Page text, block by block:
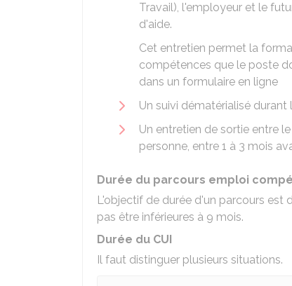
Travail), l'employeur et le
d'aide.
Cet entretien permet la
compétences que le poste
dans un formulaire en ligne
Un suivi dématérialisé
Un entretien de sortie entre
personne, entre 1 à 3 mois
Durée du parcours emploi
L'objectif de durée d'un parcours est
pas être inférieures à 9 mois.
Durée du CUI
Il faut distinguer plusieurs situations.